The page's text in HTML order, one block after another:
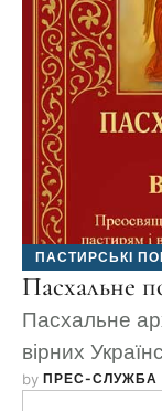
ПАСТИРСЬКІ
Пасхальне
Пасхальне
вірних
діаспорі.
by ПРЕС-СЛУЖБА